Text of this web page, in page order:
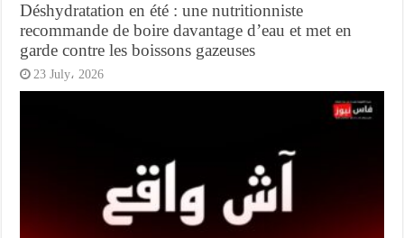
Déshydratation en été : une nutritionniste
recommande de boire davantage d’eau et met en
garde contre les boissons gazeuses
23 July، 2026